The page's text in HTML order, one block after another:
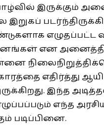
இருக்கும்
எழுதப்பட்ட
என
எதிர்த்து
இந்த
எந்த
படிப்பினை.